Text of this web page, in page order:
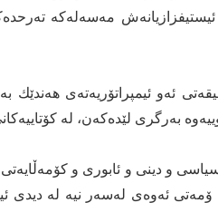
ئیستیفزازیانەش مەسەلەکە
ئەو ئیمپراتۆریەتەی
بەرگری لێدەکەن، لە
و دینی و ئابوری و
ئەوەی لەسەر نیە لە دیدی